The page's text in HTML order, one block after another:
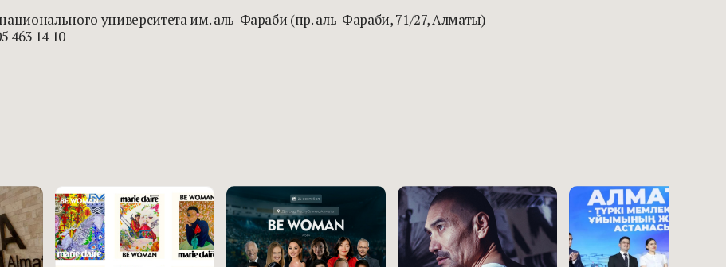
университета им. аль-Фараби (пр. аль-Фараби, 71/27, Алматы)
463 14 10